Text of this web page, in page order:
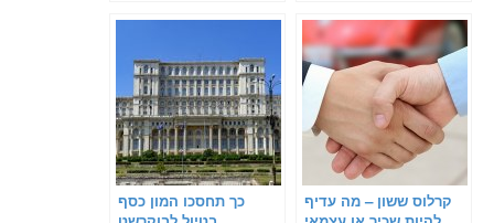
כך תחסכו המון כסף
קרלוס ששון – מה עדיף